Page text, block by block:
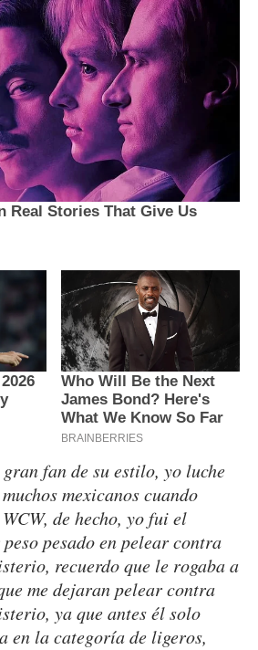
gran fan de su estilo, yo luche
mexicanos cuando
de hecho, yo fui el
pesado en pelear contra
recuerdo que le rogaba a
me dejaran pelear contra
ya que antes él solo
en la categoría de ligeros,